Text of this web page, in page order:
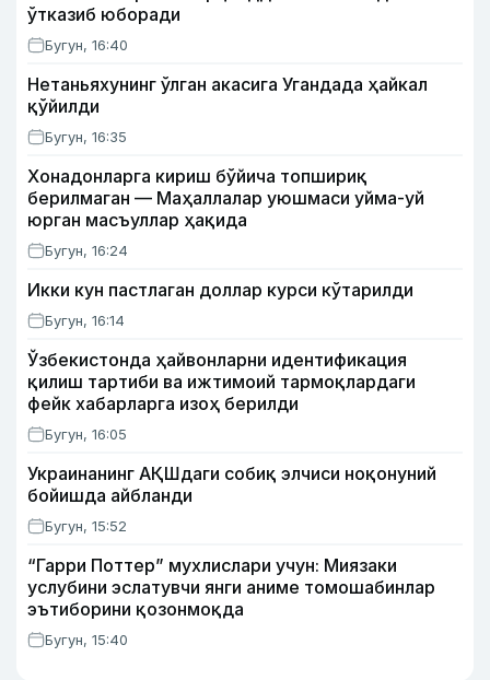
ўтказиб юборади
Бугун, 16:40
Нетаньяхунинг ўлган акасига Угандада ҳайкал
қўйилди
Бугун, 16:35
Хонадонларга кириш бўйича топшириқ
берилмаган — Маҳаллалар уюшмаси уйма-уй
юрган масъуллар ҳақида
Бугун, 16:24
Икки кун пастлаган доллар курси кўтарилди
Бугун, 16:14
Ўзбекистонда ҳайвонларни идентификация
қилиш тартиби ва ижтимоий тармоқлардаги
фейк хабарларга изоҳ берилди
Бугун, 16:05
Украинанинг АҚШдаги собиқ элчиси ноқонуний
бойишда айбланди
Бугун, 15:52
“Гарри Поттер” мухлислари учун: Миязаки
услубини эслатувчи янги аниме томошабинлар
эътиборини қозонмоқда
Бугун, 15:40